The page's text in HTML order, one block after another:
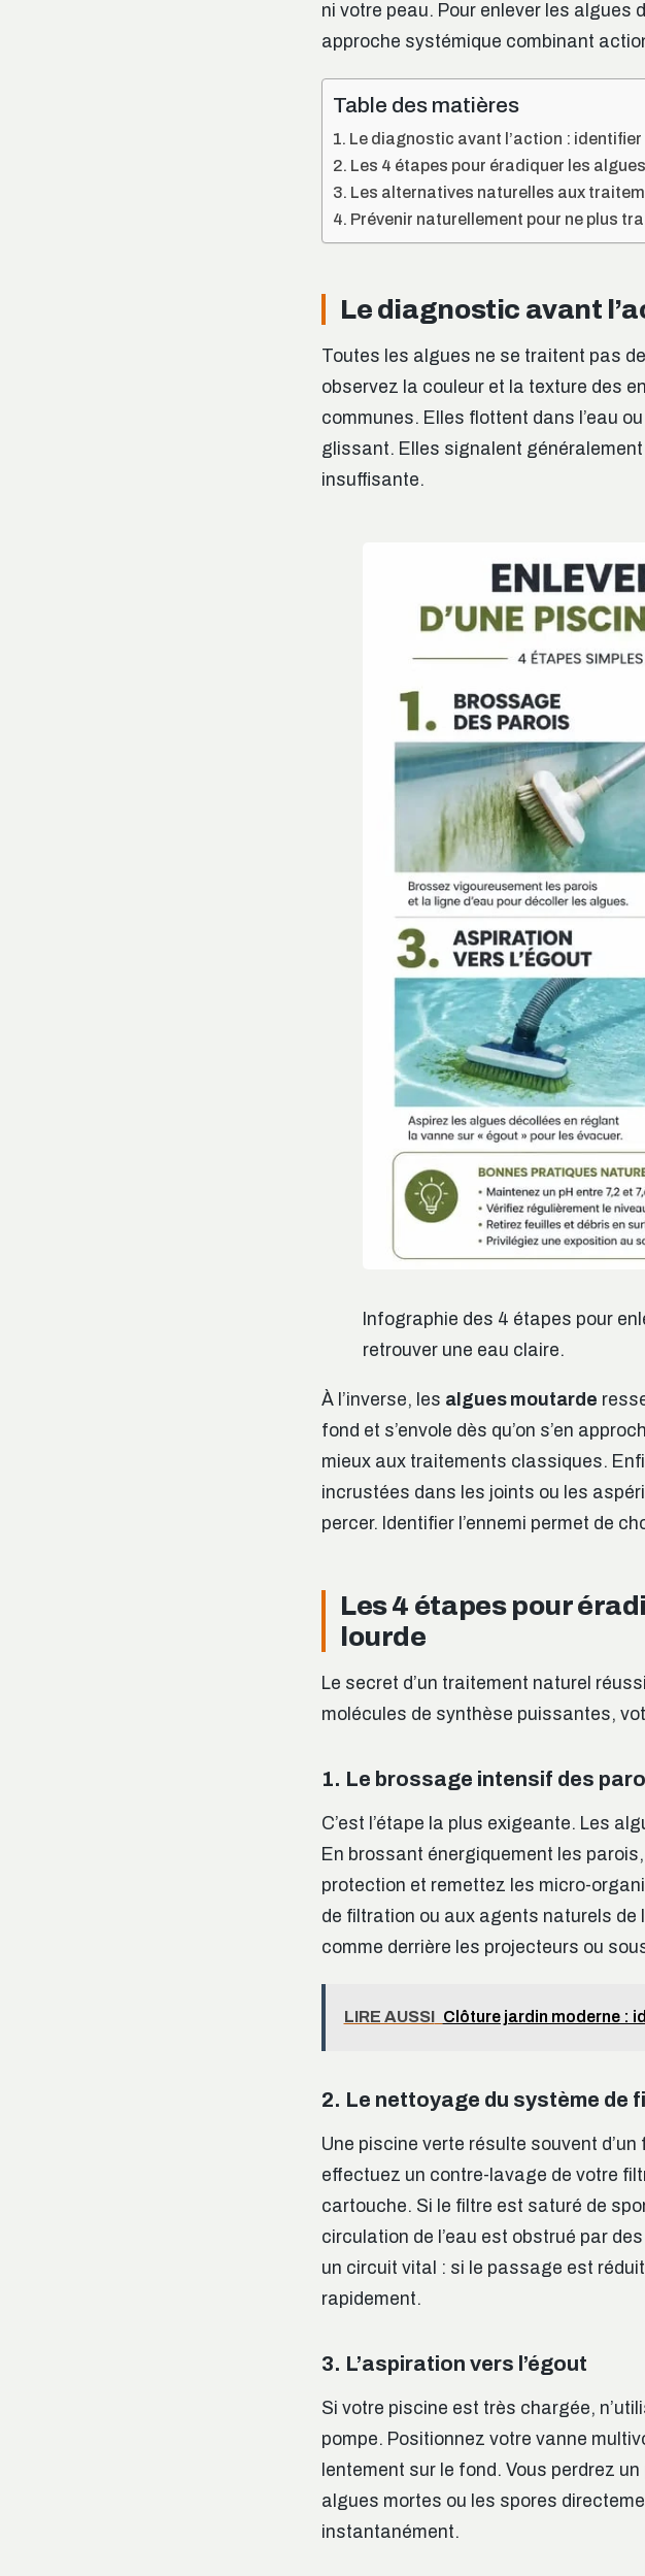
ni votre peau. Pour enlever les algues
approche systémique combinant
Table des matières
Le diagnostic avant l’action : identifier
Les 4 étapes pour éradiquer les
Les alternatives naturelles aux
Prévenir naturellement pour ne plus
Le diagnostic avant
Toutes les algues ne se traitent pas
observez la couleur et la texture des
communes. Elles flottent dans l’eau
glissant. Elles signalent
insuffisante.
Infographie des 4 étapes pour
retrouver une eau claire.
À l’inverse, les algues moutarde
fond et s’envole dès qu’on s’en
mieux aux traitements classiques.
incrustées dans les joints ou les
percer. Identifier l’ennemi permet de
Les 4 étapes pour
lourde
Le secret d’un traitement naturel
molécules de synthèse puissantes,
1. Le brossage intensif des
C’est l’étape la plus exigeante. Les
En brossant énergiquement les
protection et remettez les micro-
de filtration ou aux agents naturels de
comme derrière les projecteurs ou
LIRE AUSSI Clôture jardin moderne :
2. Le nettoyage du système de
Une piscine verte résulte souvent
effectuez un contre-lavage de votre
cartouche. Si le filtre est saturé de
circulation de l’eau est obstrué par
un circuit vital : si le passage est
rapidement.
3. L’aspiration vers l’égout
Si votre piscine est très chargée,
pompe. Positionnez votre vanne
lentement sur le fond. Vous perdrez
algues mortes ou les spores
instantanément.